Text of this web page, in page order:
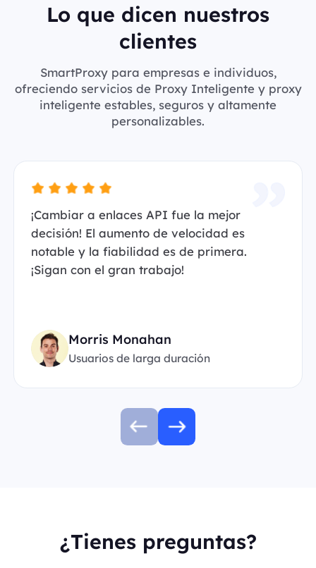
Lo que dicen nuestros
clientes
SmartProxy para empresas e individuos,
ofreciendo servicios de Proxy Inteligente y proxy
inteligente estables, seguros y altamente
personalizables.
¡Cambiar a enlaces API fue la mejor
decisión! El aumento de velocidad es
notable y la fiabilidad es de primera.
¡Sigan con el gran trabajo!
Morris Monahan
Usuarios de larga duración
¿Tienes preguntas?